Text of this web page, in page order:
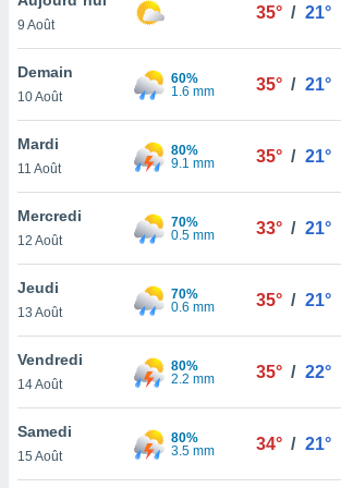
et
»,
au
vous
qu'ils
ou
le
ainsi
un
la
du
9 Août
35° / 21°
Demain
10 Août
60%
1.6 mm
35° / 21°
Mardi
11 Août
80%
9.1 mm
35° / 21°
Mercredi
12 Août
70%
0.5 mm
33° / 21°
Jeudi
13 Août
70%
0.6 mm
35° / 21°
Vendredi
14 Août
80%
2.2 mm
35° / 22°
Samedi
15 Août
80%
3.5 mm
34° / 21°